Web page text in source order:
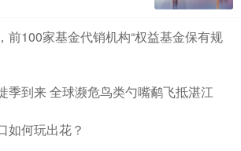
前100家基金代销机构“权益基金保有规
季到来 全球濒危鸟类勺嘴鹬飞抵湛江
如何玩出花？